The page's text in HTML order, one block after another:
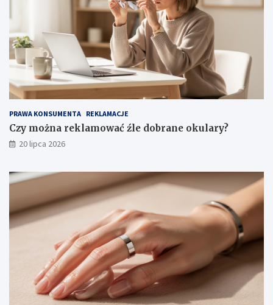
PRAWA KONSUMENTA REKLAMACJE
Czy można reklamować źle dobrane okulary?
20 lipca 2026